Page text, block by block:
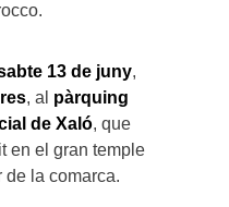
13 de juny,
, al pàrquing
de Xaló, que
en el gran temple
de la comarca.